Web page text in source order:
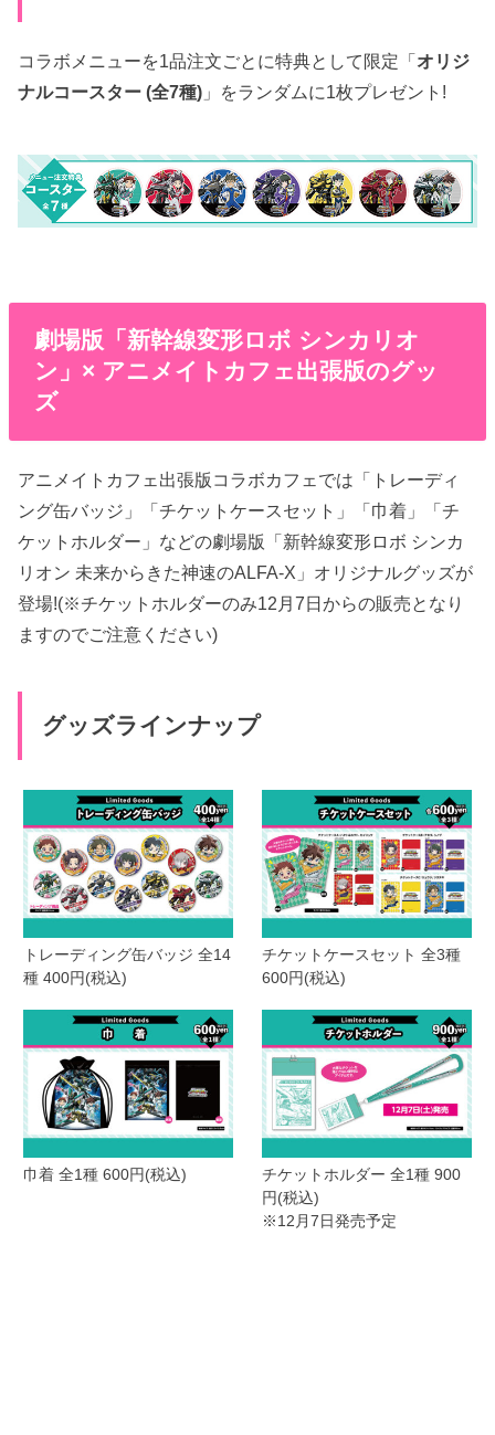
コラボメニューを1品注文ごとに特典として限定「 オリジ
ナルコースター (全7種) 」をランダムに1枚プレゼント!
劇場版「新幹線変形ロボ シンカリオ
ン」× アニメイトカフェ出張版のグッ
ズ
アニメイトカフェ出張版コラボカフェでは「トレーディ
ング缶バッジ」「チケットケースセット」「巾着」「チ
ケットホルダー」などの劇場版「新幹線変形ロボ シンカ
リオン 未来からきた神速のALFA-X」オリジナルグッズが
登場!(※チケットホルダーのみ12月7日からの販売となり
ますのでご注意ください)
グッズラインナップ
トレーディング缶バッジ 全14
種 400円(税込)
チケットケースセット 全3種
600円(税込)
巾着 全1種 600円(税込)
チケットホルダー 全1種 900
円(税込)
※12月7日発売予定